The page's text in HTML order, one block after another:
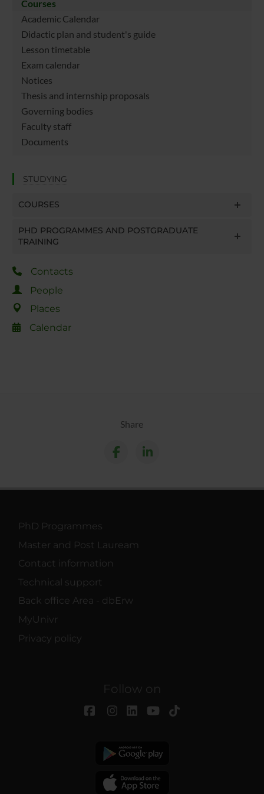
Courses
Academic Calendar
Didactic plan and student's guide
Lesson timetable
Exam calendar
Notices
Thesis and internship proposals
Governing bodies
Faculty staff
Documents
STUDYING
COURSES
PHD PROGRAMMES AND POSTGRADUATE
TRAINING
Contacts
People
Places
Calendar
Share
PhD Programmes
Master and Post Lauream
Contact information
Technical support
Back office Area - dbErw
MyUnivr
Privacy policy
Follow on